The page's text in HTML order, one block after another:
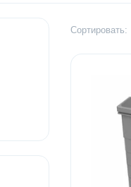
Сортировать: